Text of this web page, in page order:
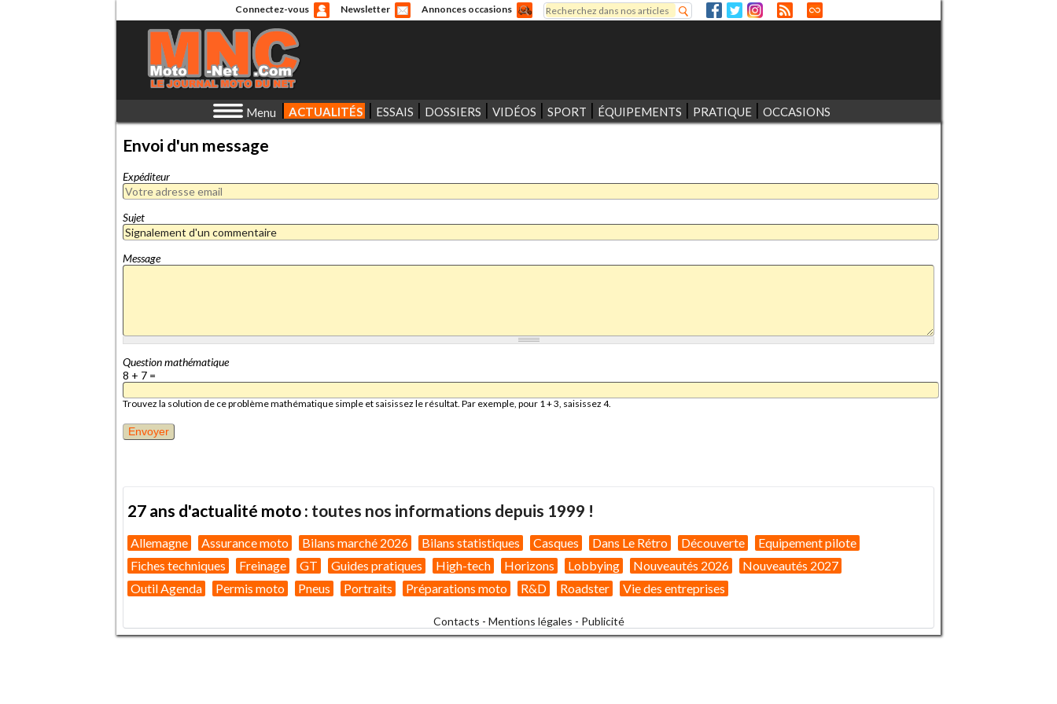
Connectez-vous Newsletter Annonces occasions
Formulaire de recherche
Rechercher
Menu ACTUALITÉS ESSAIS DOSSIERS VIDÉOS SPORT ÉQUIPEMENTS PRATIQUE OCCASIONS
Envoi d'un message
Expéditeur
Sujet
Message
Question mathématique
8 + 7 =
Trouvez la solution de ce problème mathématique simple et saisissez le résultat. Par exemple, pour 1 + 3, saisissez 4.
27 ans d'actualité moto : toutes nos informations depuis 1999 !
Allemagne Assurance moto Bilans marché 2026 Bilans statistiques Casques Dans Le Rétro Découverte
Equipement pilote
Fiches techniques
Freinage GT Guides pratiques High-tech Horizons Lobbying Nouveautés 2026
Nouveautés 2027
Outil Agenda
Permis moto Pneus Portraits Préparations moto R&D Roadster Vie des entreprises
Contacts - Mentions légales - Publicité